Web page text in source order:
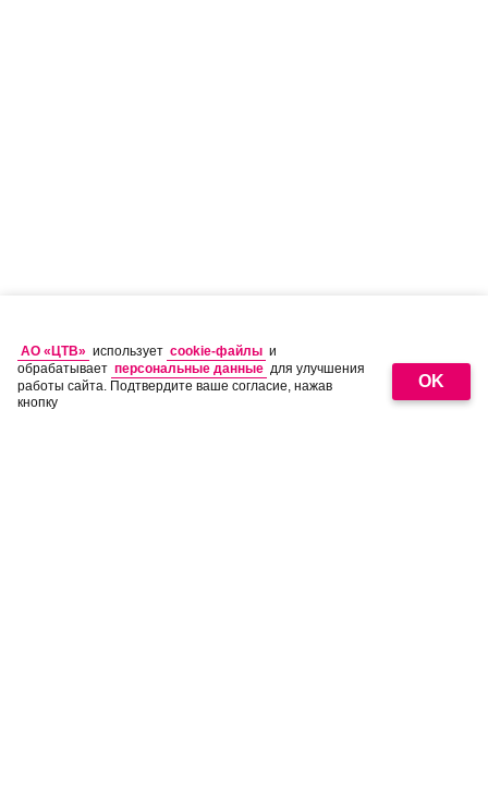
АО «ЦТВ» использует cookie-файлы и
обрабатывает персональные данные для улучшения
работы сайта. Подтвердите ваше согласие, нажав
кнопку
OK